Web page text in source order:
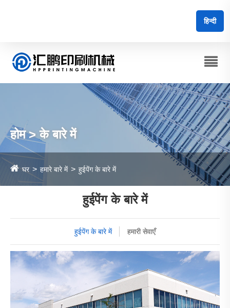
हिन्दी
होम > के बारे में
घर हमारे बारे में हुईपेंग के बारे में
हुईपेंग के बारे में
हुईपेंग के बारे में हमारी सेवाएँ